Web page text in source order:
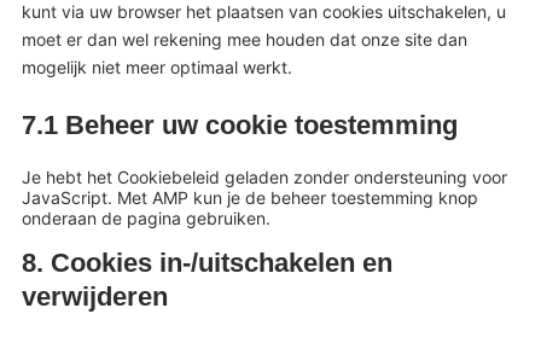
kunt via uw browser het plaatsen van cookies uitschakelen, u
moet er dan wel rekening mee houden dat onze site dan
mogelijk niet meer optimaal werkt.
7.1 Beheer uw cookie toestemming
Je hebt het Cookiebeleid geladen zonder ondersteuning voor
JavaScript. Met AMP kun je de beheer toestemming knop
onderaan de pagina gebruiken.
8. Cookies in-/uitschakelen en
verwijderen